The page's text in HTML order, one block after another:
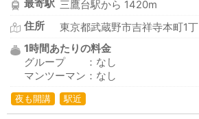
最寄駅 三鷹台駅から 1420m
住所
東京都武蔵野市吉祥寺本町1
1時間あたりの料金
グループ ：なし
マンツーマン：なし
夜も開講 駅近